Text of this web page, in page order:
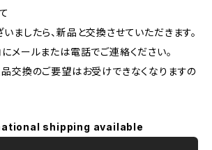
ましたら、新品と交換させていただきます。
メールまたは電話でご連絡ください。
交換のご要望はお受けできなくなりますの
shipping available